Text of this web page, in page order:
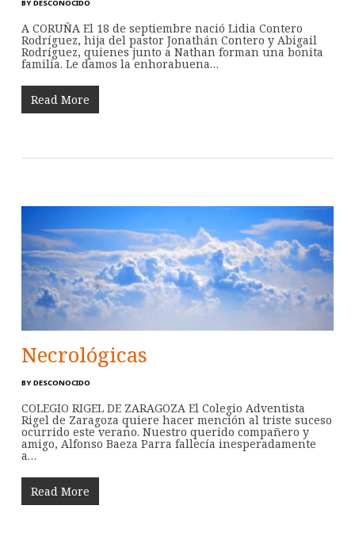
BY DESCONOCIDO
A CORUÑA El 18 de septiembre nació Lidia Contero
Rodríguez, hija del pastor Jonathán Contero y Abigail
Rodríguez, quienes junto a Nathan forman una bonita
familia. Le damos la enhorabuena…
Read More
Necrológicas
BY DESCONOCIDO
COLEGIO RIGEL DE ZARAGOZA El Colegio Adventista
Rigel de Zaragoza quiere hacer mención al triste suceso
ocurrido este verano. Nuestro querido compañero y
amigo, Alfonso Baeza Parra fallecía inesperadamente
a…
Read More